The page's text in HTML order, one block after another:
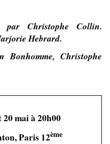
par Christophe Collin.
Hebrard.
Bonhomme, Christophe
20 mai à 20h00
Paris 12ème